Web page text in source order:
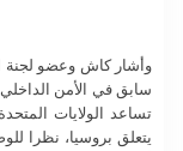
وأشار كاش وعضو لجنة
سابق في الأمن
تساعد الولايات
يتعلق بروسيا، نظرا